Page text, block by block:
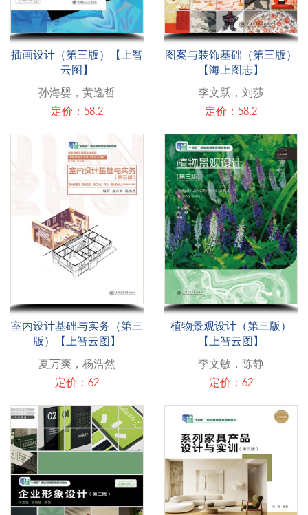
插画设计（第三版）【上智
云图】
孙海婴，黄逸哲
定价：58.2
图案与装饰基础（第三版）
【海上图志】
李文跃，刘莎
定价：58.2
室内设计基础与实务（第三
版）【上智云图】
夏万爽，杨浩然
定价：62
植物景观设计（第三版）
【上智云图】
李文敏，陈静
定价：62